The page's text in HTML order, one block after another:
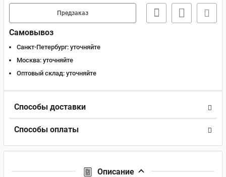
Предзаказ
Самовывоз
Санкт-Петербург: уточняйте
Москва: уточняйте
Оптовый склад: уточняйте
Способы доставки
Способы оплаты
Описание